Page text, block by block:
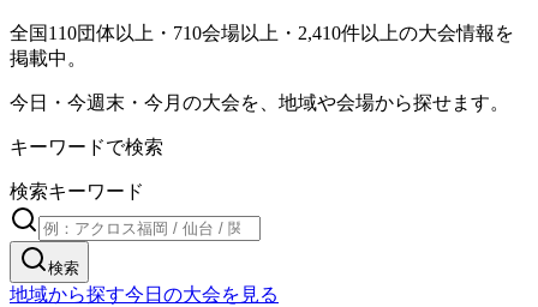
全国110団体以上・710会場以上・2,410件以上の大会情報を
掲載中。
今日・今週末・今月の大会を、地域や会場から探せます。
キーワードで検索
検索キーワード
検索
地域から探す今日の大会を見る